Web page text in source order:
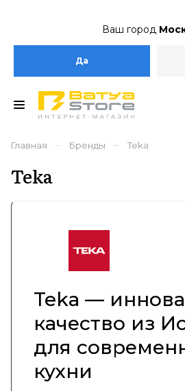
Ваш город
Да
Главная – Бренды – Teka
Teka
Teka —
качество из
для
кухни